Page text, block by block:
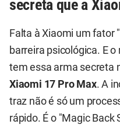
secreta que a
Falta à Xiaomi um fator
barreira psicológica. E
tem essa arma secreta
Xiaomi 17 Pro Max. A
traz não é só um
rápido. É o "Magic Back